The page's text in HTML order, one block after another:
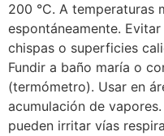
200 °C. A temperaturas
espontáneamente.
chispas o superficies
Fundir a baño maría o
(termómetro). Usar en
acumulación de
pueden irritar vías